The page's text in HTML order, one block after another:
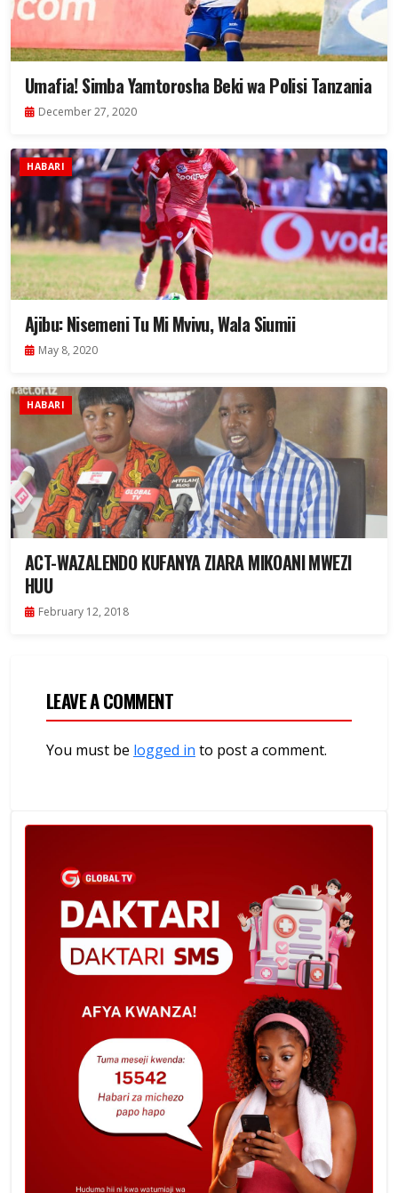
Umafia! Simba Yamtorosha Beki wa Polisi Tanzania
December 27, 2020
HABARI
Ajibu: Nisemeni Tu Mi Mvivu, Wala Siumii
May 8, 2020
HABARI
ACT-WAZALENDO KUFANYA ZIARA MIKOANI MWEZI
HUU
February 12, 2018
LEAVE A COMMENT
You must be logged in to post a comment.